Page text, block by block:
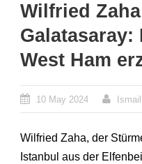
Wilfried
West Ham
10 May 2024 Ismail
Wilfried Zaha, der
Istanbul aus der